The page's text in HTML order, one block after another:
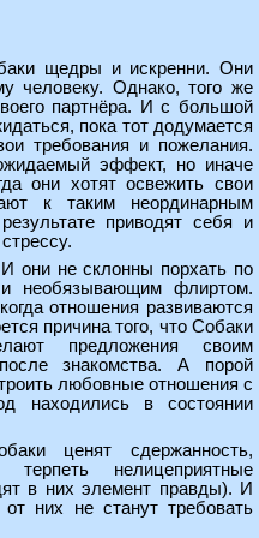
щедры и искренни. Они
человеку. Однако, того же
партнёра. И с большой
пока тот додумается
требования и пожелания.
эффект, но иначе
они хотят освежить свои
к таким неординарным
приводят себя и
они не склонны порхать по
необязывающим флиртом.
отношения развиваются
причина того, что Собаки
предложения своим
знакомства. А порой
любовные отношения с
в состоянии
ценят сдержанность,
нелицеприятные
в них элемент правды). И
них не станут требовать